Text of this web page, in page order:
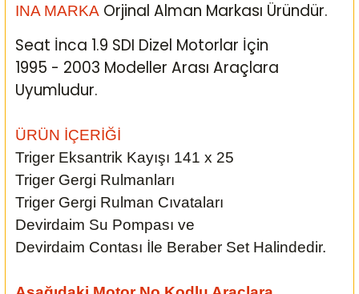
INA MARKA Orjinal Alman Markası Üründür.
Seat İnca 1.9 SDI Dizel Motorlar İçin
1995 - 2003 Modeller Arası Araçlara
Uyumludur.
ÜRÜN İÇERİĞİ
Triger Eksantrik Kayışı 141 x 25
Triger Gergi Rulmanları
Triger Gergi Rulman Cıvataları
Devirdaim Su Pompası ve
Devirdaim Contası İle Beraber Set Halindedir.